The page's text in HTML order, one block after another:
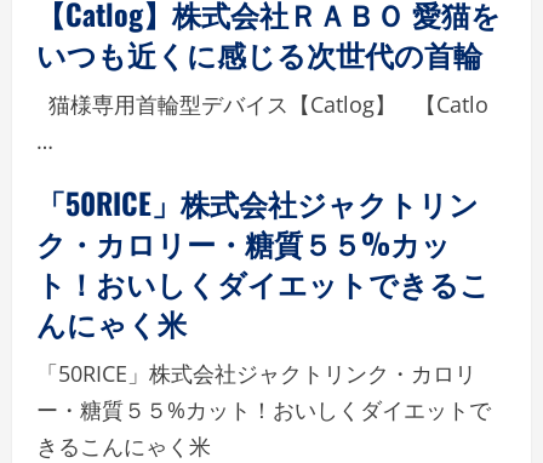
【Catlog】株式会社ＲＡＢＯ 愛猫を
いつも近くに感じる次世代の首輪
猫様専用首輪型デバイス【Catlog】 【Catlo
…
「50RICE」株式会社ジャクトリン
ク・カロリー・糖質５５%カッ
ト！おいしくダイエットできるこ
んにゃく米
「50RICE」株式会社ジャクトリンク・カロリ
ー・糖質５５%カット！おいしくダイエットで
きるこんにゃく米